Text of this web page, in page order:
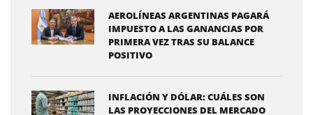
AEROLÍNEAS ARGENTINAS PAGARÁ
IMPUESTO A LAS GANANCIAS POR
PRIMERA VEZ TRAS SU BALANCE
POSITIVO
INFLACIÓN Y DÓLAR: CUÁLES SON
LAS PROYECCIONES DEL MERCADO